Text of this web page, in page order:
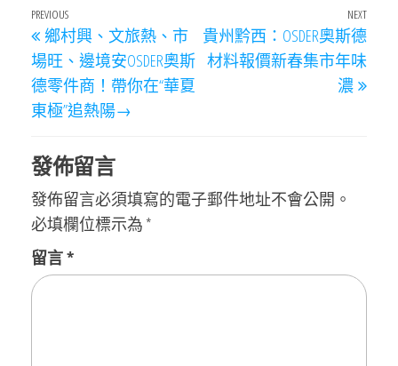
文
章
導
覽
Previous
Post
PREVIOUS
鄉村興、文旅熱、市
場旺、邊境安OSDER奧斯
德零件商！帶你在“華夏
東極”追熱陽→
Next
Post
NEXT
貴州黔西：OSDER奧斯德
材料報價新春集市年味
濃
發佈留言
發佈留言必須填寫的電子郵件地址不會公開。
必填欄位標示為 *
留言*